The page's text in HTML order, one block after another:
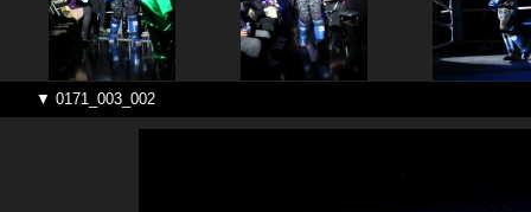
▼ 0171_003_002